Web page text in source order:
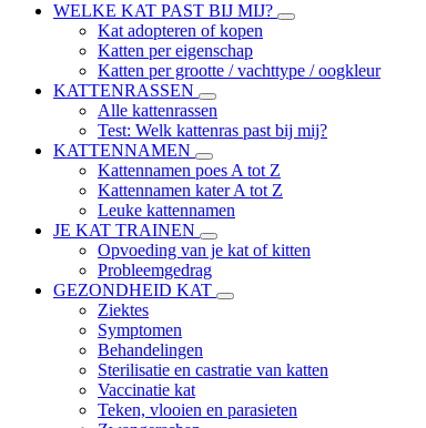
WELKE KAT PAST BIJ MIJ?
Kat adopteren of kopen
Katten per eigenschap
Katten per grootte / vachttype / oogkleur
KATTENRASSEN
Alle kattenrassen
Test: Welk kattenras past bij mij?
KATTENNAMEN
Kattennamen poes A tot Z
Kattennamen kater A tot Z
Leuke kattennamen
JE KAT TRAINEN
Opvoeding van je kat of kitten
Probleemgedrag
GEZONDHEID KAT
Ziektes
Symptomen
Behandelingen
Sterilisatie en castratie van katten
Vaccinatie kat
Teken, vlooien en parasieten